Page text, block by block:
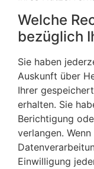
Welche
bezüglich
Sie haben
Auskunft über
Ihrer
erhalten. Sie
Berichtigung
verlangen.
Einwilligung